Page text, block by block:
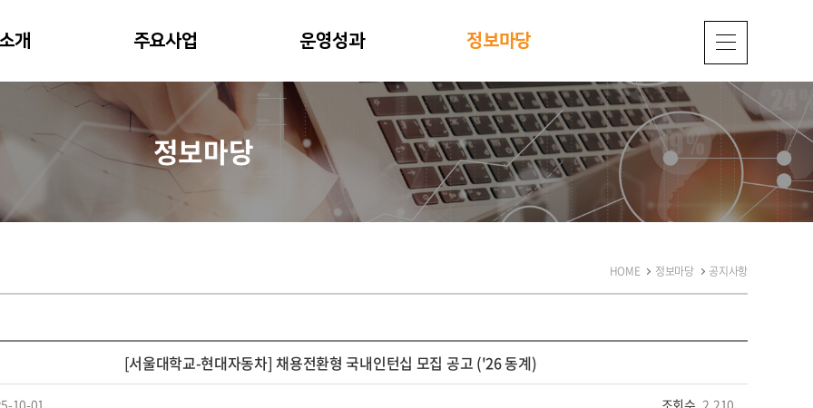
개 주요사업 운영성과 정보마당
정보마당
HOME 정보마당 공지사항
[서울대학교-현대자동차] 채용전환형 국내인턴십 모집 공고 ('26 동계)
10-01 조회수 2,210